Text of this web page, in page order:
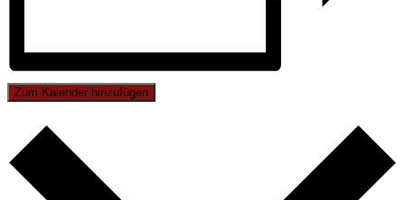
Zum Kalender hinzufügen